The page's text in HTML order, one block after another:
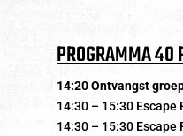
PROGRAMMA 40
14:20 Ontvangst
14:30 – 15:30
14:30 – 15:30 Escape